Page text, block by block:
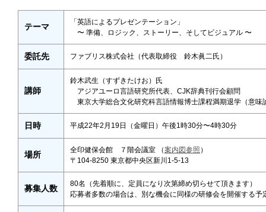
テーマ
「英語によるプレゼンテーション」
〜 準備、ロジック、ストーリー、そしてビジュアル 〜
委託先 ファブリス株式会社（代表取締役 鈴木眞二氏）
講師
鈴木武生（すずきたけお）氏
アジアユーロ言語研究所代表、CJK辞典刊行会顧問
東京大学総合文化研究科言語情報博士課程満期退学（意味
日時 平成22年2月19日（金曜日）午後1時30分〜4時30分
場所 全印健保会館 ７階会議室 （案内図参照 ）
〒104-8250 東京都中央区新川1-5-13
募集人数
80名（先着順に、定員になり次第締め切らせて頂きます）
応募者多数の場合は、別な機会に同様の研修会を開催する予